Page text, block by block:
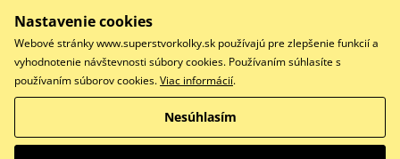
Facebook
Copyright © 2026 www.superstvorkolky.sk
Všetky práva vyhradené
Nastavenie cookies
Webové stránky www.superstvorkolky.sk používajú pre zlepšenie funkcií a
vyhodnotenie návštevnosti súbory cookies. Používaním súhlasíte s
používaním súborov cookies.Viac informácií.
Nesúhlasím